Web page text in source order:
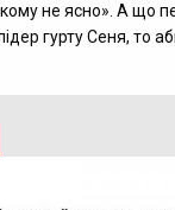
не ясно». А що
гурту Сеня, то